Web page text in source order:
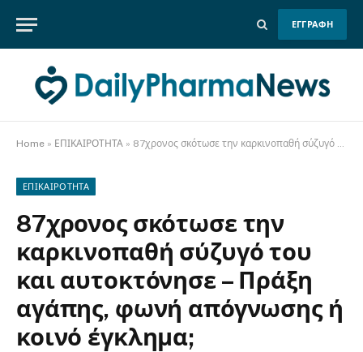
ΕΓΓΡΑΦΗ
Home » ΕΠΙΚΑΙΡΟΤΗΤΑ » 87χρονος σκότωσε την καρκινοπαθή σύζυγό του και αυτοκτόνησε – Πράξη αγάπης, φωνή απόγνωσης ή κοινό έγκλημα;
ΕΠΙΚΑΙΡΟΤΗΤΑ
87χρονος σκότωσε την
καρκινοπαθή σύζυγό του
και αυτοκτόνησε – Πράξη
αγάπης, φωνή απόγνωσης ή
κοινό έγκλημα;